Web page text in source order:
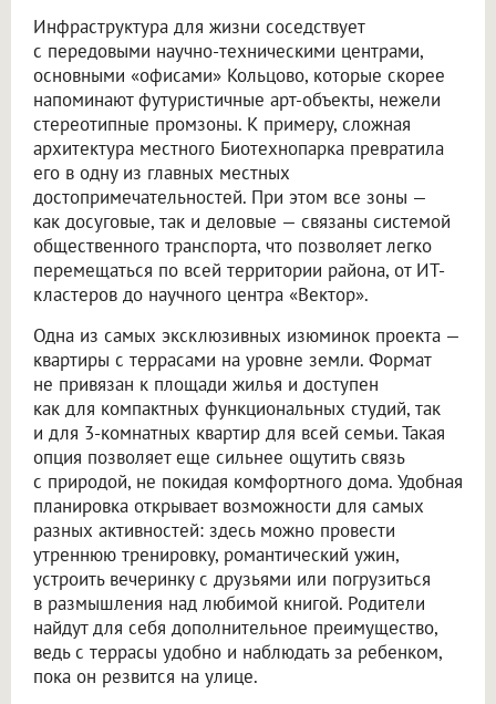
Инфраструктура для жизни соседствует
с передовыми научно-техническими центрами,
основными «офисами» Кольцово, которые скорее
напоминают футуристичные арт-объекты, нежели
стереотипные промзоны. К примеру, сложная
архитектура местного Биотехнопарка превратила
его в одну из главных местных
достопримечательностей. При этом все зоны —
как досуговые, так и деловые — связаны системой
общественного транспорта, что позволяет легко
перемещаться по всей территории района, от ИТ-
кластеров до научного центра «Вектор».
Одна из самых эксклюзивных изюминок проекта —
квартиры с террасами на уровне земли. Формат
не привязан к площади жилья и доступен
как для компактных функциональных студий, так
и для 3-комнатных квартир для всей семьи. Такая
опция позволяет еще сильнее ощутить связь
с природой, не покидая комфортного дома. Удобная
планировка открывает возможности для самых
разных активностей: здесь можно провести
утреннюю тренировку, романтический ужин,
устроить вечеринку с друзьями или погрузиться
в размышления над любимой книгой. Родители
найдут для себя дополнительное преимущество,
ведь с террасы удобно и наблюдать за ребенком,
пока он резвится на улице.